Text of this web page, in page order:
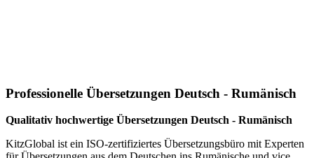
Professionelle Übersetzungen Deutsch - Rumänisch
Qualitativ hochwertige Übersetzungen Deutsch - Rumänisch
KitzGlobal ist ein ISO-zertifiziertes Übersetzungsbüro mit Experten